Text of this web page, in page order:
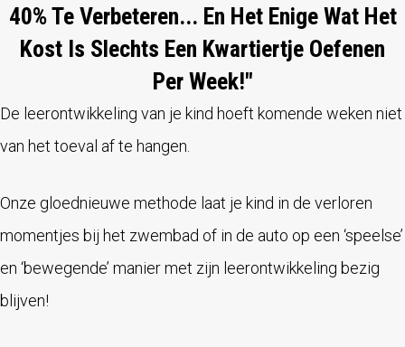
40% Te Verbeteren... En Het Enige Wat Het
Kost Is Slechts Een Kwartiertje Oefenen
Per Week!"
De leerontwikkeling van je kind hoeft komende weken niet
van het toeval af te hangen.
Onze gloednieuwe methode laat je kind in de verloren
momentjes bij het zwembad of in de auto op een ‘speelse’
en ‘bewegende’ manier met zijn leerontwikkeling bezig
blijven!